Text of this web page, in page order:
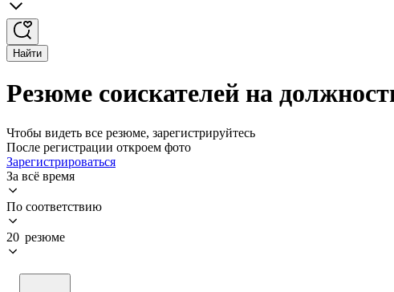
Найти
Резюме соискателей на
Чтобы видеть все резюме, зарегистрируйтесь
После регистрации откроем фото
Зарегистрироваться
За всё время
По соответствию
20 резюме